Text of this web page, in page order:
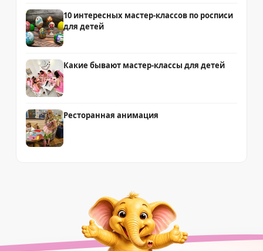
10 интересных мастер-классов по росписи
для детей
Какие бывают мастер-классы для детей
Ресторанная анимация